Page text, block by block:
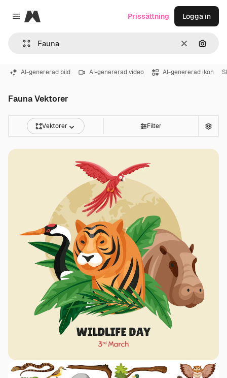
Close menu
Magnific
RensaSök
Prissättning Logga in
AI-genererad bild AI-genererad video AI-genererad ikon
Fauna Vektorer
Vektorer Filter